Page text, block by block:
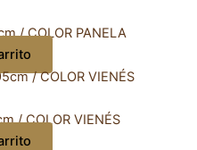
/ COLOR PANELA
/ COLOR VIENÉS